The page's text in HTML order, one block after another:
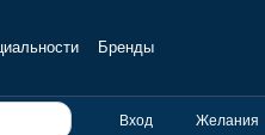
Бренды
Вход Желания